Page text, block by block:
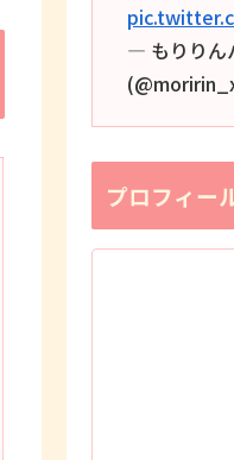
— もりりん
プロフィー